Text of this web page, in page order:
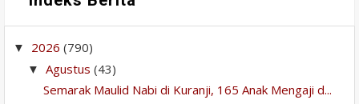
▼ 2026 (790)
▼ Agustus (43)
Semarak Maulid Nabi di Kuranji, 165 Anak Mengaji d...